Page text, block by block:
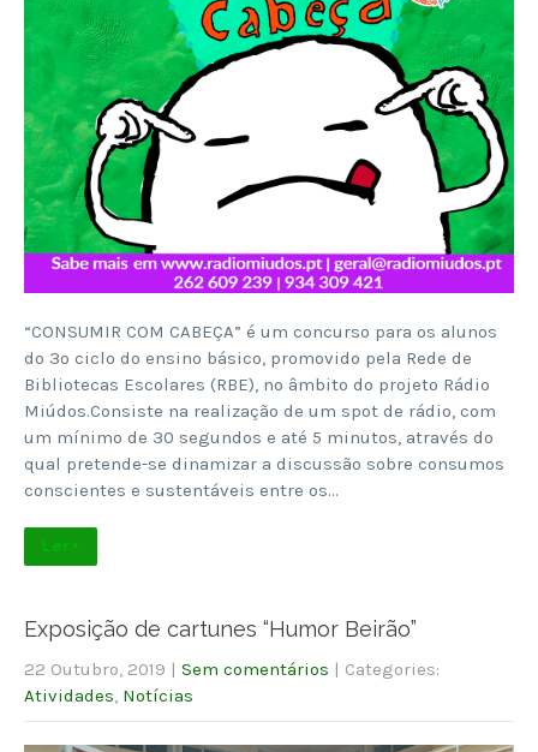
“CONSUMIR COM CABEÇA” é um concurso para os alunos
do 3º ciclo do ensino básico, promovido pela Rede de
Bibliotecas Escolares (RBE), no âmbito do projeto Rádio
Miúdos.Consiste na realização de um spot de rádio, com
um mínimo de 30 segundos e até 5 minutos, através do
qual pretende-se dinamizar a discussão sobre consumos
conscientes e sustentáveis entre os…
Ler +
Exposição de cartunes “Humor Beirão”
22 Outubro, 2019 | Sem comentários | Categories:
Atividades, Notícias